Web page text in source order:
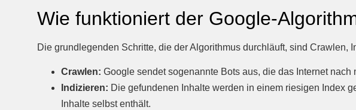
Wie funktioniert der Google-
Die grundlegenden Schritte, die der Algorithmus durchläuft, sind Crawlen,
Crawlen: Google sendet sogenannte Bots aus, die das Internet
Indizieren: Die gefundenen Inhalte werden in einem riesigen Index
Inhalte selbst enthält.